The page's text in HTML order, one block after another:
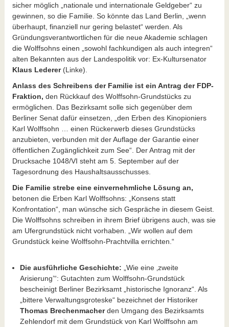
sicher möglich „nationale und internationale Geldgeber“ zu
gewinnen, so die Familie. So könnte das Land Berlin, „wenn
überhaupt, finanziell nur gering belastet“ werden. Als
Gründungsverantwortlichen für die neue Akademie schlagen
die Wolffsohns einen „sowohl fachkundigen als auch integren“
alten Bekannten aus der Landespolitik vor: Ex-Kultursenator
Klaus Lederer(Linke).
Anlass des Schreibens der Familie ist ein Antrag der FDP-
Fraktion, den Rückkauf des Wolffsohn-Grundstücks zu
ermöglichen. Das Bezirksamt solle sich gegenüber dem
Berliner Senat dafür einsetzen, „den Erben des Kinopioniers
Karl Wolffsohn … einen Rückerwerb dieses Grundstücks
anzubieten, verbunden mit der Auflage der Garantie einer
öffentlichen Zugänglichkeit zum See“. Der Antrag mit der
Drucksache 1048/VI steht am 5. September auf der
Tagesordnung des Haushaltsausschusses.
Die Familie strebe eine einvernehmliche Lösung an,
betonen die Erben Karl Wolffsohns: „Konsens statt
Konfrontation“, man wünsche sich Gespräche in diesem Geist.
Die Wolffsohns schreiben in ihrem Brief übrigens auch, was sie
am Ufergrundstück nicht vorhaben. „Wir wollen auf dem
Grundstück keine Wolffsohn-Prachtvilla errichten.“
Die ausführliche Geschichte: „Wie eine ‚zweite
Arisierung’“: Gutachten zum Wolffsohn-Grundstück
bescheinigt Berliner Bezirksamt „historische Ignoranz“. Als
„bittere Verwaltungsgroteske“ bezeichnet der Historiker
Thomas Brechenmacherden Umgang des Bezirksamts
Zehlendorf mit dem Grundstück von Karl Wolffsohn am